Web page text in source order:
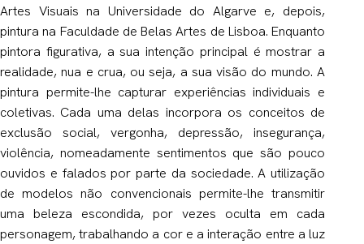
Artes Visuais na Universidade do Algarve e, depois,
pintura na Faculdade de Belas Artes de Lisboa. Enquanto
pintora figurativa, a sua intenção principal é mostrar a
realidade, nua e crua, ou seja, a sua visão do mundo. A
pintura permite-lhe capturar experiências individuais e
coletivas. Cada uma delas incorpora os conceitos de
exclusão social, vergonha, depressão, insegurança,
violência, nomeadamente sentimentos que são pouco
ouvidos e falados por parte da sociedade. A utilização
de modelos não convencionais permite-lhe transmitir
uma beleza escondida, por vezes oculta em cada
personagem, trabalhando a cor e a interação entre a luz